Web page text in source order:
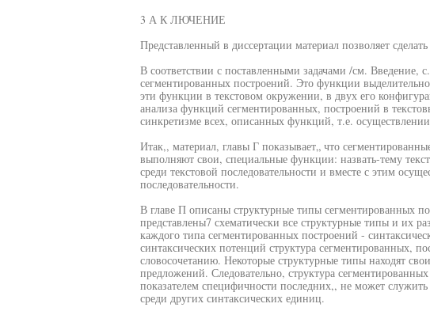
3 А К ЛЮЧЕНИЕ
Представленный в диссертации материал позволяет
В соответствии с поставленными задачами /см.
сегментированных построений. Это функции
эти функции в текстовом окружении, в двух его
анализа функций сегментированных, построений в
синкретизме всех, описанных функций, т.е.
Итак,, материал, главы Г показывает„ что
выполняют свои, специальные функции: назвать-тему
среди текстовой последовательности и вместе с этим
последовательности.
В главе П описаны структурные типы сегментированных
представлены7 схематически все структурные типы и их
каждого типа сегментированных построений -
синтаксических потенций структура сегментированных,
словосочетанию. Некоторые структурные типы находят
предложений. Следовательно, структура
показателем специфичности последних,, не может
среди других синтаксических единиц.